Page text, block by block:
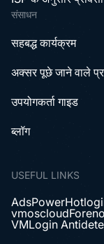
संसाधन
सहबद्ध कार्यक्रम
अक्सर पूछे जाने वाले
उपयोगकर्ता गाइड
ब्लॉग
USEFUL LINKS
AdsPower
vmoscloud
VMLogin